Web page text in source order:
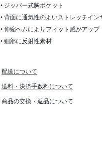
• ジッパー式胸ポケット
• 背面に通気性のよいストレッチイン
• 伸縮ヘムによりフィット感がアップ
• 細部に反射性素材
配送について
送料・決済手数料について
商品の交換・返品について